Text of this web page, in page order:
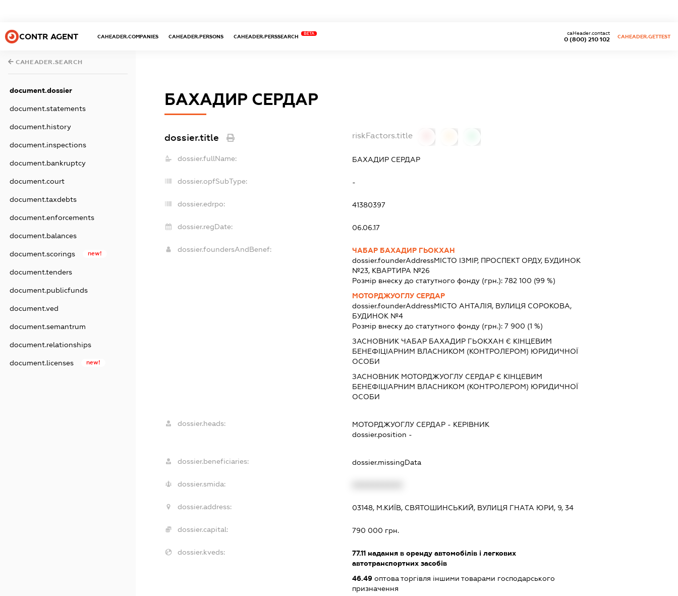
CONTR AGENT CAHEADER.COMPANIES CAHEADER.PERSONS CAHEADER.PERSSEARCH
BETA
0 (800) 210 102
caHeader.contact
CAHEADER.GETTEST
CAHEADER.SEARCH
document.dossier
document.statements
document.history
document.inspections
document.bankruptcy
document.court
document.taxdebts
document.enforcements
document.balances
document.scorings new!
document.tenders
document.publicfunds
document.ved
document.semantrum
document.relationships
document.licenses new!
БАХАДИР СЕРДАР
dossier.title riskFactors.title
dossier.fullName: БАХАДИР СЕРДАР
dossier.opfSubType: -
dossier.edrpo: 41380397
dossier.regDate: 06.06.17
dossier.foundersAndBenef:
ЧАБАР БАХАДИР ГЬОКХАН
dossier.founderAddressМІСТО ІЗМІР, ПРОСПЕКТ ОРДУ, БУДИНОК
№23, КВАРТИРА №26
Розмір внеску до статутного фонду (грн.): 782 100 (99 %)
МОТОРДЖУОГЛУ СЕРДАР
dossier.founderAddressМІСТО АНТАЛІЯ, ВУЛИЦЯ СОРОКОВА,
БУДИНОК №4
Розмір внеску до статутного фонду (грн.): 7 900 (1 %)
ЗАСНОВНИК ЧАБАР БАХАДИР ГЬОКХАН Є КІНЦЕВИМ
БЕНЕФІЦІАРНИМ ВЛАСНИКОМ (КОНТРОЛЕРОМ) ЮРИДИЧНОЇ
ОСОБИ
ЗАСНОВНИК МОТОРДЖУОГЛУ СЕРДАР Є КІНЦЕВИМ
БЕНЕФІЦІАРНИМ ВЛАСНИКОМ (КОНТРОЛЕРОМ) ЮРИДИЧНОЇ
ОСОБИ
dossier.heads: МОТОРДЖУОГЛУ СЕРДАР- КЕРІВНИК
dossier.position -
dossier.beneficiaries: dossier.missingData
dossier.smida:
dossier.address: 03148, М.КИЇВ, СВЯТОШИНСЬКИЙ, ВУЛИЦЯ ГНАТА ЮРИ, 9, 34
dossier.capital: 790 000 грн.
dossier.kveds: 77.11надання в оренду автомобілів і легкових
автотранспортних засобів
46.49оптова торгівля іншими товарами господарського
призначення